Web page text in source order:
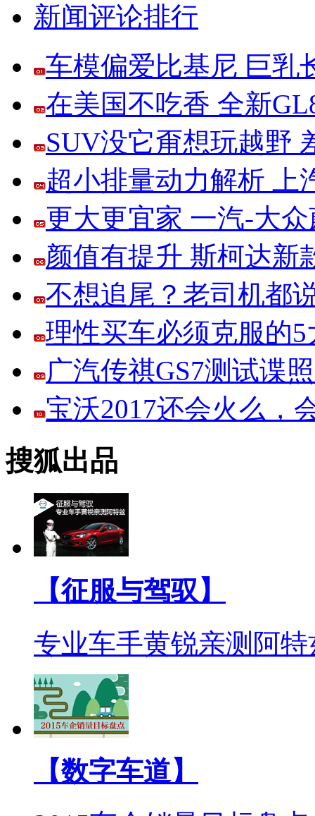
新闻评论排行
车模偏爱比基尼 巨乳
在美国不吃香 全新
SUV没它甭想玩越野
超小排量动力解析 上
更大更宜家 一汽-大
颜值有提升 斯柯达新
不想追尾？老司机都
理性买车必须克服的5
广汽传祺GS7测试谍
宝沃2017还会火么，
搜狐出品
【征服与驾驭】
专业车手黄锐亲测阿特
【数字车道】